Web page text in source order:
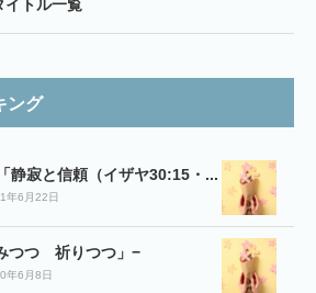
イトル一覧
ング
静寂と信頼（イザヤ30:15・...
年6月22日
つつ 祈りつつ」−
年6月8日